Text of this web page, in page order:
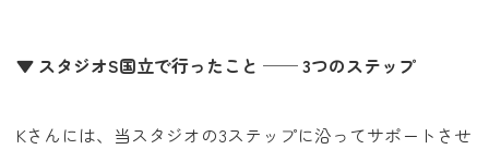
▼ スタジオS国立で行ったこと ── 3つのステップ
Kさんには、当スタジオの3ステップに沿ってサポートさせ